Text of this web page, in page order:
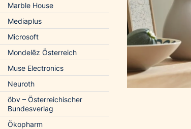
Marble House
Mediaplus
Microsoft
Mondelēz Österreich
Muse Electronics
Neuroth
öbv – Österreichischer
Bundesverlag
Ökopharm